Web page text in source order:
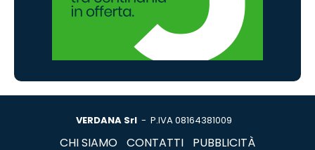
VERDANA Srl - P.IVA 08164381009
CHI SIAMO CONTATTI PUBBLICITÀ